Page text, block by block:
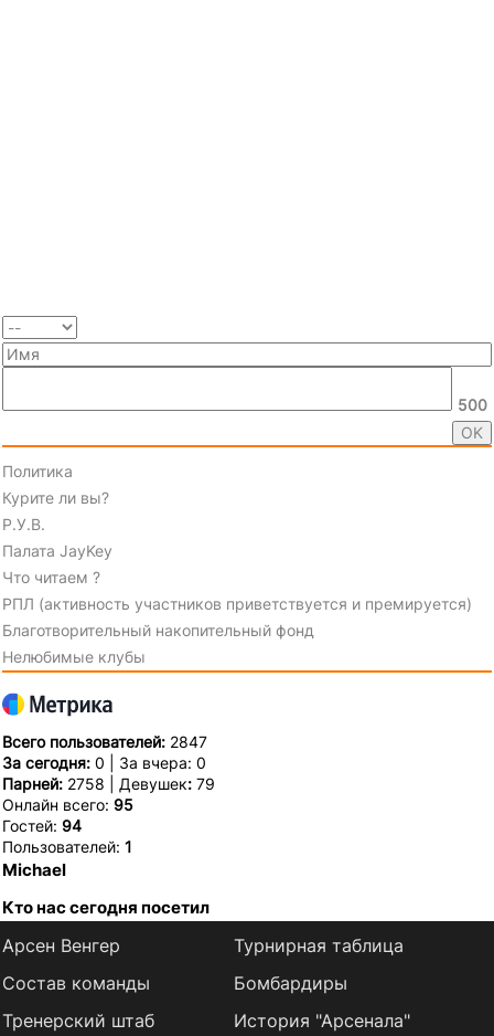
500
Политика
Курите ли вы?
Р.У.В.
Палата JayKey
Что читаем ?
РПЛ (активность участников приветствуется и премируется)
Благотворительный накопительный фонд
Нелюбимые клубы
Всего пользователей: 2847
За сегодня: 0 | За вчера: 0
Парней: 2758 | Девушек: 79
Онлайн всего: 95
Гостей: 94
Пользователей: 1
Michael
Кто нас сегодня посетил
Арсен Венгер
Состав команды
Тренерский штаб
Турнирная таблица
Бомбардиры
История "Арсенала"